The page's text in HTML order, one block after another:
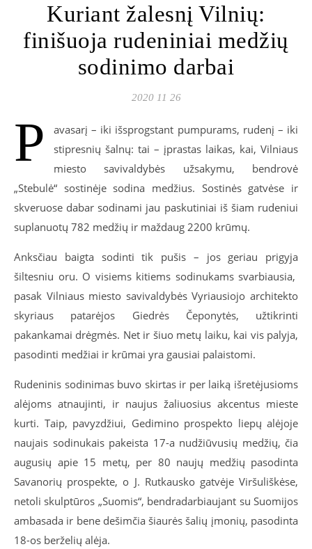
Kuriant žalesnį Vilnių:
finišuoja rudeniniai medžių
sodinimo darbai
2020 11 26
P
avasarį – iki išsprogstant pumpurams, rudenį – iki
stipresnių šalnų: tai – įprastas laikas, kai, Vilniaus
miesto savivaldybės užsakymu, bendrovė
„Stebulė“ sostinėje sodina medžius. Sostinės gatvėse ir
skveruose dabar sodinami jau paskutiniai iš šiam rudeniui
suplanuotų 782 medžių ir maždaug 2200 krūmų.
Anksčiau baigta sodinti tik pušis – jos geriau prigyja
šiltesniu oru. O visiems kitiems sodinukams svarbiausia,
pasak Vilniaus miesto savivaldybės Vyriausiojo architekto
skyriaus patarėjos Giedrės Čeponytės, užtikrinti
pakankamai drėgmės. Net ir šiuo metų laiku, kai vis palyja,
pasodinti medžiai ir krūmai yra gausiai palaistomi.
Rudeninis sodinimas buvo skirtas ir per laiką išretėjusioms
alėjoms atnaujinti, ir naujus žaliuosius akcentus mieste
kurti. Taip, pavyzdžiui, Gedimino prospekto liepų alėjoje
naujais sodinukais pakeista 17-a nudžiūvusių medžių, čia
augusių apie 15 metų, per 80 naujų medžių pasodinta
Savanorių prospekte, o J. Rutkausko gatvėje Viršuliškėse,
netoli skulptūros „Suomis“, bendradarbiaujant su Suomijos
ambasada ir bene dešimčia šiaurės šalių įmonių, pasodinta
18-os berželių alėja.